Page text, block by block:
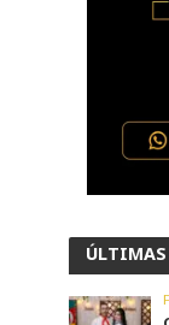
ÚLTIMAS